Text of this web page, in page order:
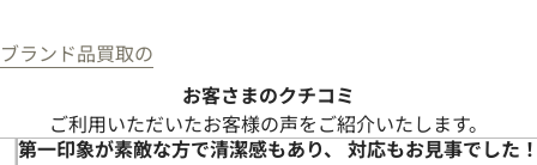
ブランド品買取の
お客さまのクチコミ
ご利用いただいたお客様の声をご紹介いたします。
高価買取していただきました。ありがとうこざいました(^^)